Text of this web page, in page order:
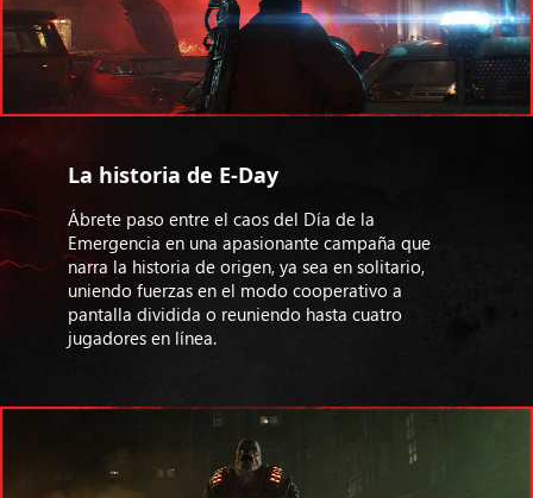
La historia de E-Day
Ábrete paso entre el caos del Día de la
Emergencia en una apasionante campaña que
narra la historia de origen, ya sea en solitario,
uniendo fuerzas en el modo cooperativo a
pantalla dividida o reuniendo hasta cuatro
jugadores en línea.